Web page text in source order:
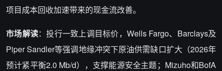
项目成本回收加速带来的现金流改善。
市场解读：投行一致上调目标价，Wells Fargo、Barclays及
Piper Sandler等强调地缘冲突下原油供需缺口扩大（2026年
预计紧平衡2.0 Mb/d），支撑能源安全主题；Mizuho和BofA